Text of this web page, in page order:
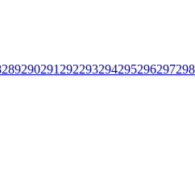
289290291 292293294295296297298